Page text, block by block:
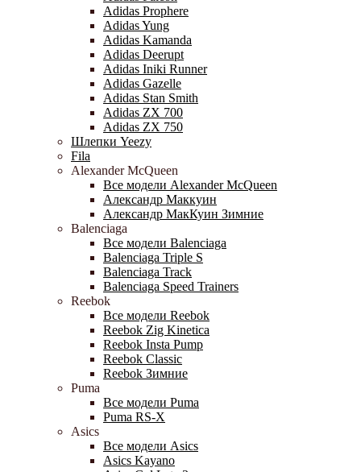
Adidas Prophere
Adidas Yung
Adidas Kamanda
Adidas Deerupt
Adidas Iniki Runner
Adidas Gazelle
Adidas Stan Smith
Adidas ZX 700
Adidas ZX 750
Шлепки Yeezy
Fila
Alexander McQueen
Все модели Alexander McQueen
Александр Маккуин
Александр МакКуин Зимние
Balenciaga
Все модели Balenciaga
Balenciaga Triple S
Balenciaga Track
Balenciaga Speed Trainers
Reebok
Все модели Reebok
Reebok Zig Kinetica
Reebok Insta Pump
Reebok Classic
Reebok Зимние
Puma
Все модели Puma
Puma RS-X
Asics
Все модели Asics
Asics Kayano